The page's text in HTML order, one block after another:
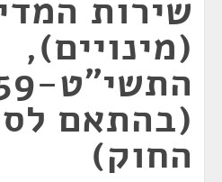
שירות
(מינויים),
החוק)